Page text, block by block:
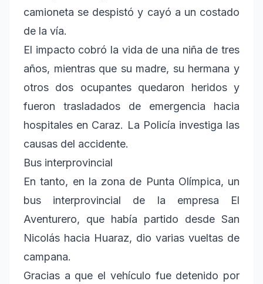
camioneta se despistó y cayó a un costado
de la vía.
El impacto cobró la vida de una niña de tres
años, mientras que su madre, su hermana y
otros dos ocupantes quedaron heridos y
fueron trasladados de emergencia hacia
hospitales en Caraz. La Policía investiga las
causas del accidente.
Bus interprovincial
En tanto, en la zona de Punta Olímpica, un
bus interprovincial de la empresa El
Aventurero, que había partido desde San
Nicolás hacia Huaraz, dio varias vueltas de
campana.
Gracias a que el vehículo fue detenido por